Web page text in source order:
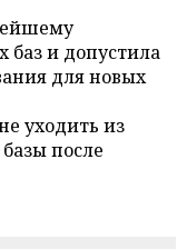
баз и допустила
для новых
уходить из
после